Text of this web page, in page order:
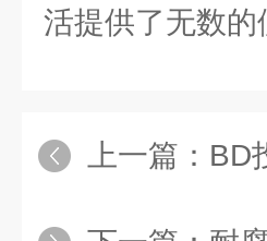
活提供了无数的
上一篇： BD